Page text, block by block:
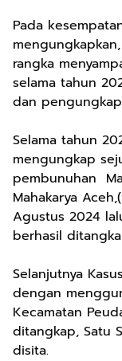
Pada
rangka
selama tahun
dan
Selama tahun
mengungkap
pembunuhan
Mahakarya
Agustus 2024
berhasil
Selanjutnya
dengan
Kecamatan
ditangkap, Satu
disita.